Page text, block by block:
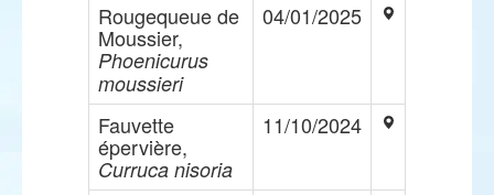
Rougequeue de
Moussier,
Phoenicurus
moussieri
04/01/2025
Fauvette
épervière,
Curruca nisoria
11/10/2024